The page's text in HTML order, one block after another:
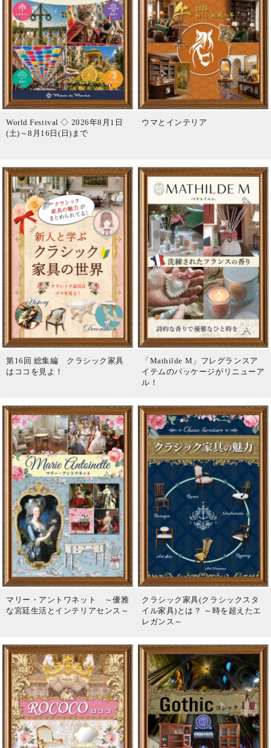
World Festival ◇ 2026年8月1日
(土)～8月16日(日)まで
ウマとインテリア
第16回 総集編 クラシック家具
はココを見よ！
「Mathilde M」フレグランスア
イテムのパッケージがリニューア
ル！
マリー・アントワネット ～優雅
な宮廷生活とインテリアセンス～
クラシック家具(クラシックスタ
イル家具)とは？ ～時を超えたエ
レガンス～